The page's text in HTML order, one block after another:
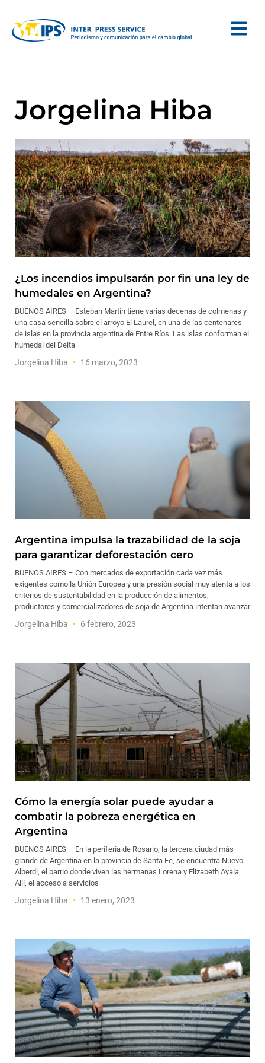
Jorgelina Hiba
¿Los incendios impulsarán por fin una ley de
humedales en Argentina?
BUENOS AIRES – Esteban Martín tiene varias decenas de colmenas y
una casa sencilla sobre el arroyo El Laurel, en una de las centenares
de islas en la provincia argentina de Entre Ríos. Las islas conforman el
humedal del Delta
Jorgelina Hiba 16 marzo, 2023
Argentina impulsa la trazabilidad de la soja
para garantizar deforestación cero
BUENOS AIRES – Con mercados de exportación cada vez más
exigentes como la Unión Europea y una presión social muy atenta a los
criterios de sustentabilidad en la producción de alimentos,
productores y comercializadores de soja de Argentina intentan avanzar
Jorgelina Hiba 6 febrero, 2023
Cómo la energía solar puede ayudar a
combatir la pobreza energética en
Argentina
BUENOS AIRES – En la periferia de Rosario, la tercera ciudad más
grande de Argentina en la provincia de Santa Fe, se encuentra Nuevo
Alberdi, el barrio donde viven las hermanas Lorena y Elizabeth Ayala.
Allí, el acceso a servicios
Jorgelina Hiba 13 enero, 2023